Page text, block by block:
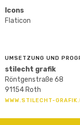
Icons
Flaticon
UMSETZUNG UND
stilecht grafik
Röntgenstraße 68
91154 Roth
WWW.STILECHT-